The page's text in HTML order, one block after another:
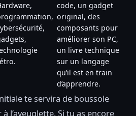
code, un gadget
original, des
composants pour
améliorer son PC,
un livre technique
sur un langage
qu’il est en train
d’apprendre.
te servira de boussole
l’aveuglette. Si tu as encore